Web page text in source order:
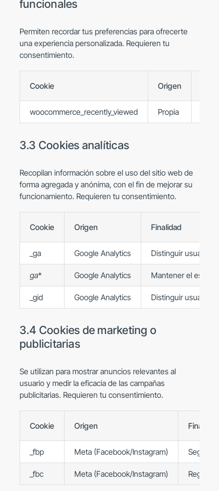
funcionales
Permiten recordar tus preferencias para ofrecerte
una experiencia personalizada. Requieren tu
consentimiento.
Cookie Origen
woocommerce_recently_viewed Propia
3.3 Cookies analíticas
Recopilan información sobre el uso del sitio web de
forma agregada y anónima, con el fin de mejorar su
funcionamiento. Requieren tu consentimiento.
Cookie Origen Finalidad
_ga Google Analytics Distinguir usuarios
ga* Google Analytics Mantener el
_gid Google Analytics Distinguir usuarios
3.4 Cookies de marketing o
publicitarias
Se utilizan para mostrar anuncios relevantes al
usuario y medir la eficacia de las campañas
publicitarias. Requieren tu consentimiento.
Cookie Origen Finalidad
_fbp Meta (Facebook/Instagram)
_fbc Meta (Facebook/Instagram)